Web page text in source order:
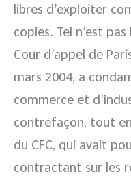
libres d’exploiter
copies. Tel n’est
Cour d’appel de
mars 2004, a
commerce et
contrefaçon, tout
du CFC, qui avait
contractant sur les